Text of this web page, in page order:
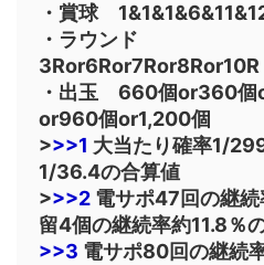
・賞球
・ラウンド
3Ror6Ror7Ror8Ror10R
・出玉 660個or360個
or960個or1,200個
>>>1 大当たり確率1/
1/36.4の合算値
>>>2 電サポ47回の継
留4個の継続率約11.8％
>>3 電サポ80回の継続